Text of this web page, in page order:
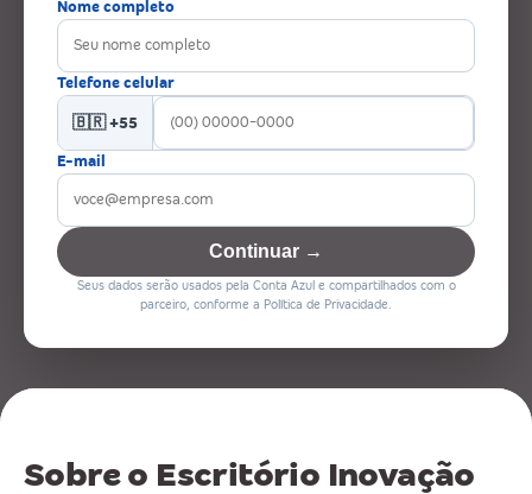
Nome completo
Telefone celular
🇧🇷 +55
E-mail
Continuar →
Seus dados serão usados pela Conta Azul e compartilhados com o
parceiro, conforme a Política de Privacidade.
Sobre o Escritório Inovação